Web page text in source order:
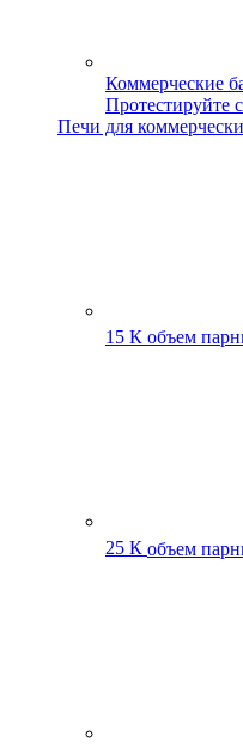
Коммерческие
Протестируйте
Печи для
15 К объем
25 К объем